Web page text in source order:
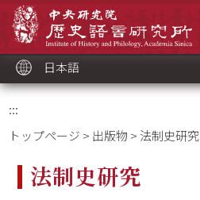
ッ
ク
日本語
:::
トップページ > 出版物 > 法制史研究
法制史研究